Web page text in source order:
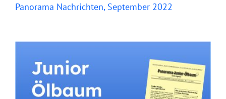
Panorama Nachrichten, September 2022